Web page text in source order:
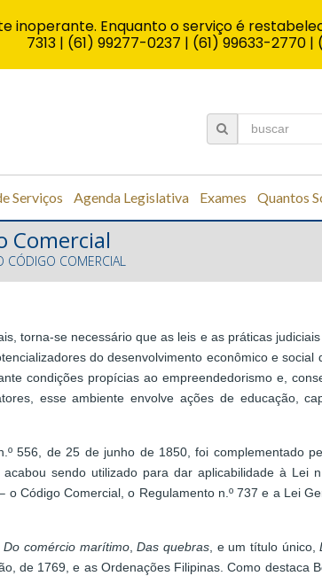
Serviços Agenda Legislativa Exames Quantos
Comercial
CÓDIGO COMERCIAL
torna-se necessário que as leis e as práticas
do desenvolvimento econômico e
condições propícias ao empreendedorismo e,
esse ambiente envolve ações de educação,
556, de 25 de junho de 1850, foi complementado
sendo utilizado para dar aplicabilidade à Lei
Código Comercial, o Regulamento n.º 737 e a Lei
Do comércio marítimo, Das quebras, e um título único,
de 1769, e as Ordenações Filipinas. Como destaca
Enquanto o serviço é
7313 | (61) 99277-0237 | (61) 99633-2770 |